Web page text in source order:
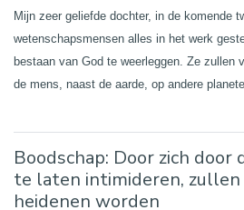
Mijn zeer geliefde dochter, in de komende
wetenschapsmensen alles in het werk
bestaan van God te weerleggen. Ze zullen
de mens, naast de aarde, op andere
Boodschap: Door zich door
te laten intimideren, zullen
heidenen worden